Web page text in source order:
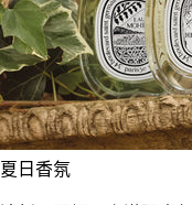
夏日香氛